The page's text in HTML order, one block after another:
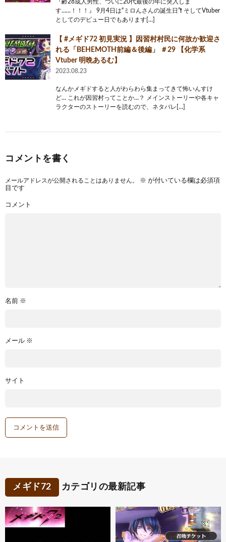
『齢28成人男性、ついに20代最後の年に突入しま
す……！！！』 9月4日は“ミロんさんの誕生日”❗️ そしてVtuber
としてのデビュー日でもあります[…]
【 #メギド72 初見実況 】因習村村民に何故か歓迎さ
れる「BEHEMOTH前編＆後編」 ＃29 【化学系
Vtuber 明晩あるむ】
2023.08.23
なんかメギドすると人がわらわら集まってきて怖いんすけ
ど… これが因習村ってことか…？ メインストーリーや各キャ
ラクターのストーリーを読むので、ネタバレ[…]
コメントを書く
メールアドレスが公開されることはありません。 ※ が付いている欄は必須項
目です
コメント
名前 ※
メール ※
サイト
メギド72 カテゴリの最新記事